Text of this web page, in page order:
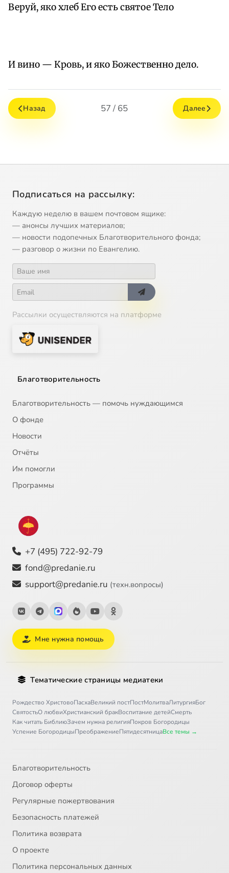
Веруй, яко хлеб Его есть святое Тело
И вино — Кровь, и яко Божественно дело.
Назад 57 / 65 Далее
Подписаться на рассылку:
Каждую неделю в вашем почтовом ящике:
— анонсы лучших материалов;
— новости подопечных Благотворительного фонда;
— разговор о жизни по Евангелию.
Рассылки осуществляются на платформе
Благотворительность
Благотворительность — помочь нуждающимся
О фонде
Новости
Отчёты
Им помогли
Программы
+7 (495) 722-92-79
fond@predanie.ru
support@predanie.ru (техн.вопросы)
Мне нужна помощь
Тематические страницы медиатеки
Рождество ХристовоПасхаВеликий постПостМолитваЛитургияБог
СвятостьО любвиХристианский бракВоспитание детейСмерть
Как читать БиблиюЗачем нужна религияПокров Богородицы
Успение БогородицыПреображениеПятидесятницаВсе темы →
Благотворительность
Договор оферты
Регулярные пожертвования
Безопасность платежей
Политика возврата
О проекте
Политика персональных данных